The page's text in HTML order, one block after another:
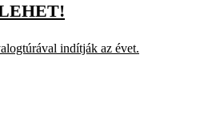
indítják az évet.